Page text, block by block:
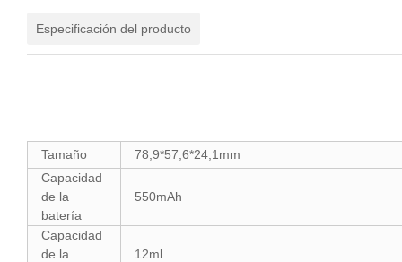
Especificación del producto
Tamaño
78,9*57,6*24,1mm
Capacidad
de la
batería
550mAh
Capacidad
de la
12ml